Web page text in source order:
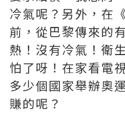
冷氣呢？另外，在
前，從巴黎傳來的
熱！沒有冷氣！衛
怕了呀！在家看電
多少個國家舉辦奧
賺的呢？